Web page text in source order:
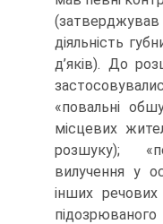
діяльність
д’яків). До
«повальні
місцевих
розшуку);
вилучення у
інших речових